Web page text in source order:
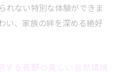
で得る最新キャンプ情
れない特別な体験ができま
い、家族の絆を深める絶好